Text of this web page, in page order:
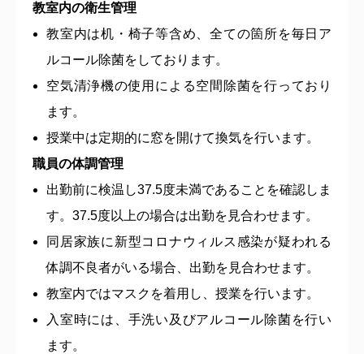
教室内の衛生管理
教室内は机・椅子等含め、全ての箇所を毎日ア
ルコール除菌をしております。
空気清浄機の使用による空間除菌を行っており
ます。
授業中は定期的に窓を開けて換気を行います。
職員の体調管理
出勤前に検温し37.5度未満であることを確認しま
す。37.5度以上の場合は出勤を見合わせます。
同居家族に新型コロナウィルス感染が疑われる
体調不良者がいる場合、出勤を見合わせます。
教室内ではマスクを着用し、授業を行います。
入室時には、手洗い及びアルコール除菌を行い
ます。